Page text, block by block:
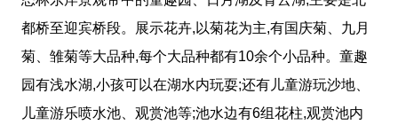
都桥至迎宾桥段。展示花卉,以菊花为主,有国庆菊、九月
菊、雏菊等大品种,每个大品种都有10余个小品种。童趣
园有浅水湖,小孩可以在湖水内玩耍;还有儿童游玩沙地、
儿童游乐喷水池、观赏池等;池水边有6组花柱,观赏池内